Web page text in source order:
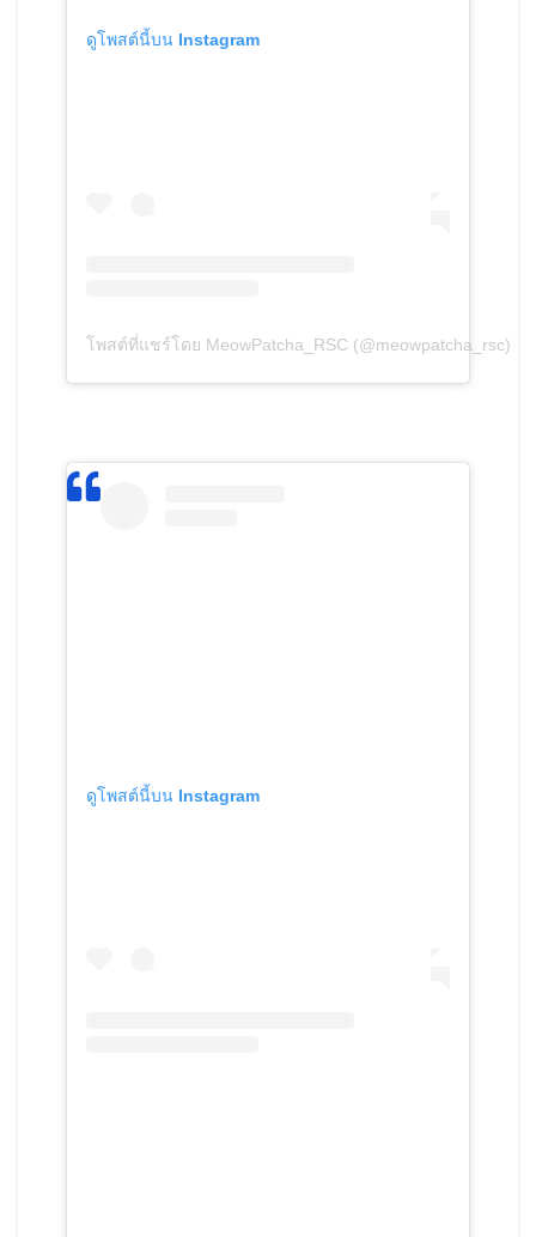
ดูโพสต์นี้บน Instagram
โพสต์ที่แชร์โดย MeowPatcha_RSC (@meowpatcha_rsc)
ดูโพสต์นี้บน Instagram